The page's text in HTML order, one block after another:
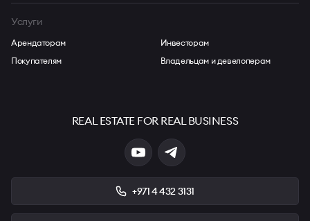
Услуги
Арендаторам
Покупателям
Инвесторам
Владельцам и девелоперам
REAL ESTATE FOR REAL BUSINESS
+971 4 432 3131